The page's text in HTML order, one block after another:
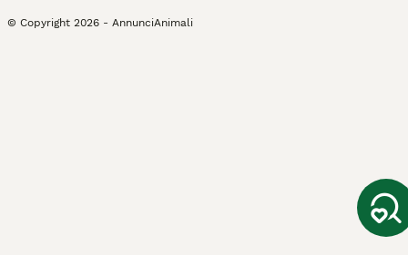
© Copyright 2026 - AnnunciAnimali